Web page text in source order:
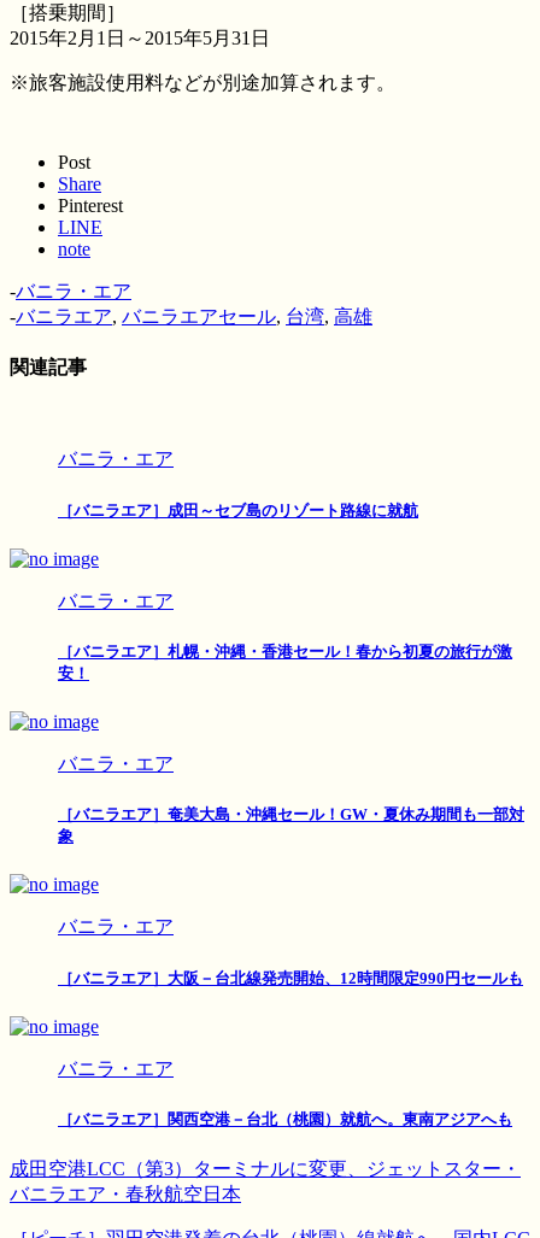
［搭乗期間］
2015年2月1日～2015年5月31日
※旅客施設使用料などが別途加算されます。
Post
Share
Pinterest
LINE
note
-バニラ・エア
-バニラエア, バニラエアセール, 台湾, 高雄
関連記事
バニラ・エア
［バニラエア］成田～セブ島のリゾート路線に就航
バニラ・エア
［バニラエア］札幌・沖縄・香港セール！春から初夏の旅行が激
安！
バニラ・エア
［バニラエア］奄美大島・沖縄セール！GW・夏休み期間も一部対
象
バニラ・エア
［バニラエア］大阪－台北線発売開始、12時間限定990円セールも
バニラ・エア
［バニラエア］関西空港－台北（桃園）就航へ。東南アジアへも
成田空港LCC（第3）ターミナルに変更、ジェットスター・
バニラエア・春秋航空日本